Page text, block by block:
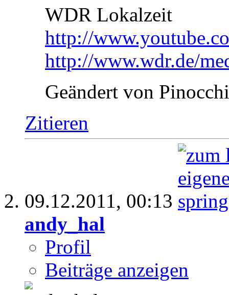
WDR Lokalzeit
http://
http://www.wdr.de/
Geändert von
Zitieren
09.12.2011, 00:13
andy_hal
Profil
Beiträge anzeigen